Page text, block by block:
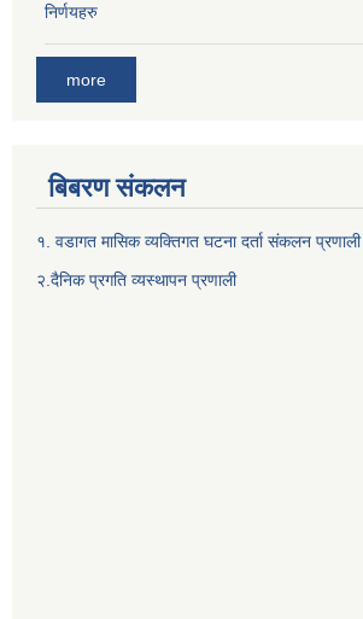
निर्णयहरु
more
बिबरण संकलन
१. वडागत मासिक व्यक्तिगत घटना दर्ता संकलन प्रणाली
२.दैनिक प्रगति व्यस्थापन प्रणाली